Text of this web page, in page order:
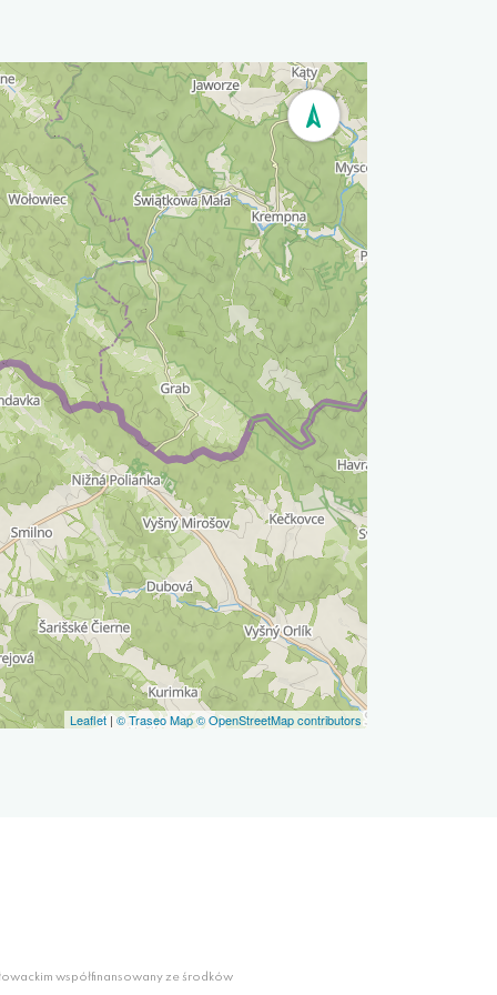
Leaflet | © Traseo Map© OpenStreetMap contributors
współfinansowany ze środków